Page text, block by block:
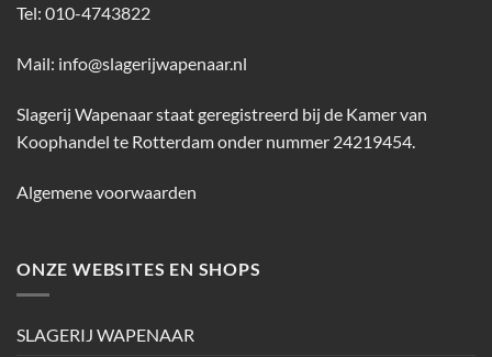
Tel: 010-4743822
Mail: info@slagerijwapenaar.nl
Slagerij Wapenaar staat geregistreerd bij de Kamer van
Koophandel te Rotterdam onder nummer 24219454.
Algemene voorwaarden
ONZE WEBSITES EN SHOPS
SLAGERIJ WAPENAAR